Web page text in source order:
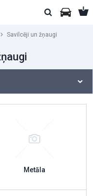
Savilcēji un žņaugi
Metāla